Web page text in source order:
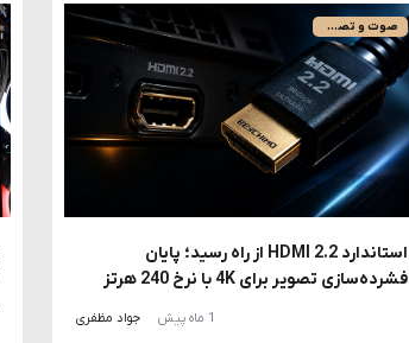
صوت و تصویر
استاندارد HDMI 2.2 از راه رسید؛ پایان
فشرده‌سازی تصویر برای 4K با نرخ 240 هرتز
1 ماه پیش جواد مظفری